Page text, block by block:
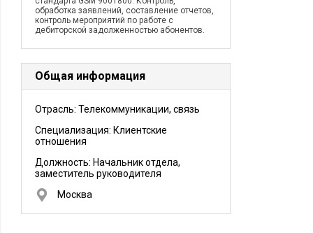
обработка заявлений, составление отчетов,
контроль мероприятий по работе с
дебиторской задолженностью абонентов.
Общая информация
Отрасль: Телекоммуникации, связь
Специализация: Клиентские
отношения
Должность: Начальник отдела,
заместитель руководителя
Москва